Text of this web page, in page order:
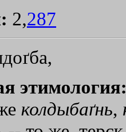
2,287
колдыбаґнь,